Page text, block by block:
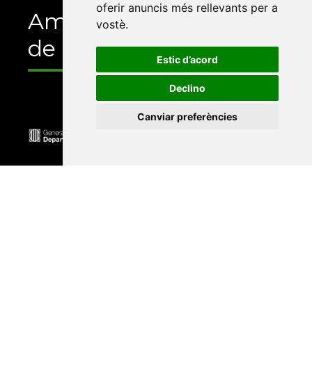
oferir anuncis més rellevants per a
vostè.
Estic d’acord
Declino
Canviar preferències
Amb el suport
de